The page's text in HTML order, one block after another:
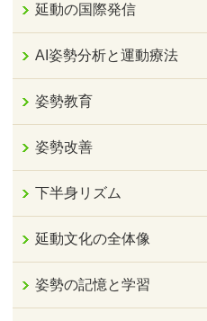
延動の国際発信
AI姿勢分析と運動療法
姿勢教育
姿勢改善
下半身リズム
延動文化の全体像
姿勢の記憶と学習